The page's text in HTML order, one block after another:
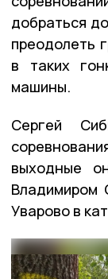
добраться
преодолеть
в таких
машины.
Сергей
выходные
Владимиром
Уварово в